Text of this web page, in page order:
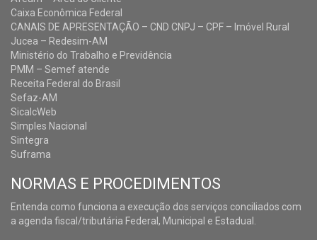
Caixa Econômica Federal
CANAIS DE APRESENTAÇÃO – CND CNPJ – CPF – Imóvel Rural
Jucea – Redesim-AM
Ministério do Trabalho e Previdência
PMM – Semef atende
Receita Federal do Brasil
Sefaz-AM
SicalcWeb
Simples Nacional
Sintegra
Suframa
NORMAS E PROCEDIMENTOS
Entenda como funciona a execução dos serviços conciliados com
a agenda fiscal/tributária Federal, Municipal e Estadual.